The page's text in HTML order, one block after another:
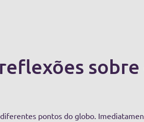
sobre
pontos do globo.